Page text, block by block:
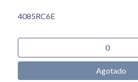
4085RC6E
Agotado